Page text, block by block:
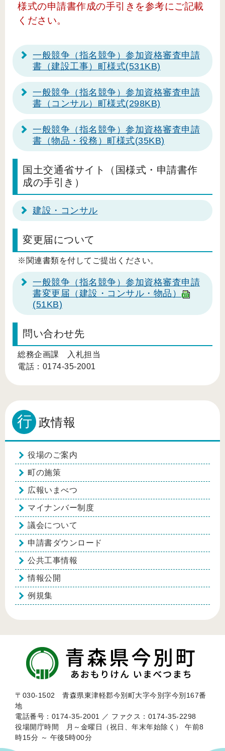
様式の申請書作成の手引きを参考にご記載
ください。
一般競争（指名競争）参加資格審査申請
書（建設工事）町様式(531KB)
一般競争（指名競争）参加資格審査申請
書（コンサル）町様式(298KB)
一般競争（指名競争）参加資格審査申請
書（物品・役務）町様式(35KB)
国土交通省サイト（国様式・申請書作
成の手引き）
建設・コンサル
変更届について
※関連書類を付してご提出ください。
一般競争（指名競争）参加資格審査申請
書変更届（建設・コンサル・物品）
(51KB)
問い合わせ先
総務企画課 入札担当
電話：0174-35-2001
行 政情報
役場のご案内
町の施策
広報いまべつ
マイナンバー制度
議会について
申請書ダウンロード
公共工事情報
情報公開
例規集
〒030-1502 青森県東津軽郡今別町大字今別字今別167番
地
電話番号：0174-35-2001 ／ ファクス：0174-35-2298
役場開庁時間 月～金曜日（祝日、年末年始除く） 午前8
時15分 ～ 午後5時00分